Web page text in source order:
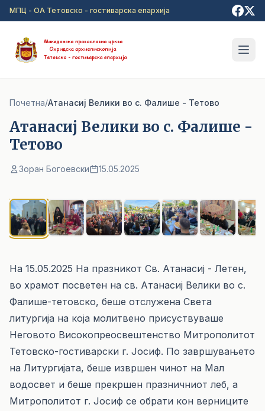
Прејди на главна содржина
МПЦ - ОА Тетовско - гостиварска епархија
Почетна/Aтанасиј Велики во с. Фалише - Тетово
Aтанасиј Велики во с. Фалише -
Тетово
Зоран Богоевски 15.05.2025
На 15.05.2025 На празникот Св. Атанасиј - Летен,
во храмот посветен на св. Атанасиј Велики во с.
Фалише-тетовско, беше отслужена Света
литургија на која молитвено присуствуваше
Неговото Високопреосвештенство Митрополитот
Тетовско-гостиварски г. Јосиф. По завршувањето
на Литургијата, беше извршен чинот на Мал
водосвет и беше прекршен празничниот леб, а
Митрополитот г. Јосиф се обрати кон верниците